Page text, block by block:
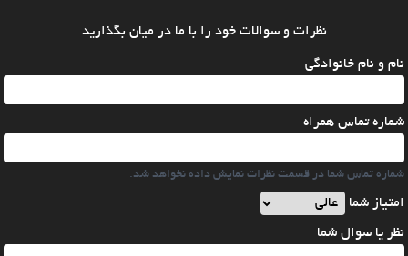
نظرات و سوالات خود را با ما در میان بگذارید
نام و نام خانوادگی
شماره تماس همراه
شماره تماس شما در قسمت نظرات نمایش داده نخواهد شد.
امتیاز شما
نظر یا سوال شما